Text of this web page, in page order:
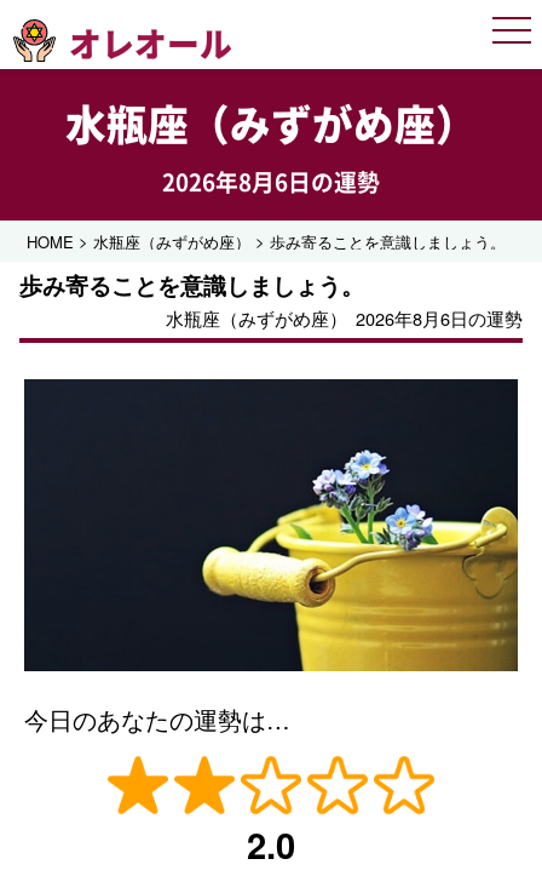
オレオール
水瓶座（みずがめ座）
2026年8月6日の運勢
HOME >水瓶座（みずがめ座） >歩み寄ることを意識しましょう。
歩み寄ることを意識しましょう。
水瓶座（みずがめ座） 2026年8月6日の運勢
今日のあなたの運勢は…
2.0